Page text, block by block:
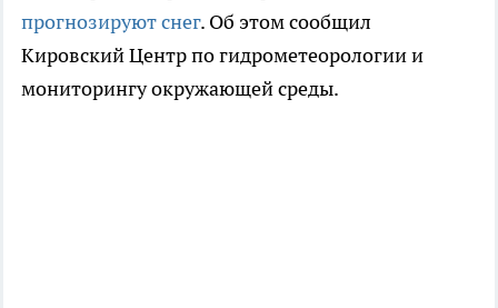
прогнозируют снег. Об этом сообщил
Кировский Центр по гидрометеорологии и
мониторингу окружающей среды.